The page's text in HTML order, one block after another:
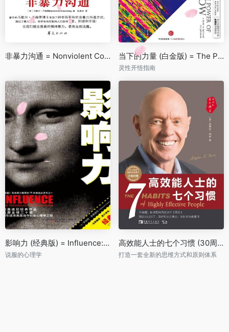
非暴力沟通 = Nonviolent Communication: A Language of Life: Life-Changing Tools for Healthy Relationships 当下的力量 (白金版) = The Power of Now: A Guide to Spiritual Enlightenment
灵性开悟指南
影响力 (经典版) = Influence: The Psychology of Persuasion
说服的心理学
高效能人士的七个习惯 (30周年纪念版)：打造一套全新的思维方式和原则体系 = The 7 Habits of Highly Effective People: 30th Anniversary Edition
打造一套全新的思维方式和原则体系